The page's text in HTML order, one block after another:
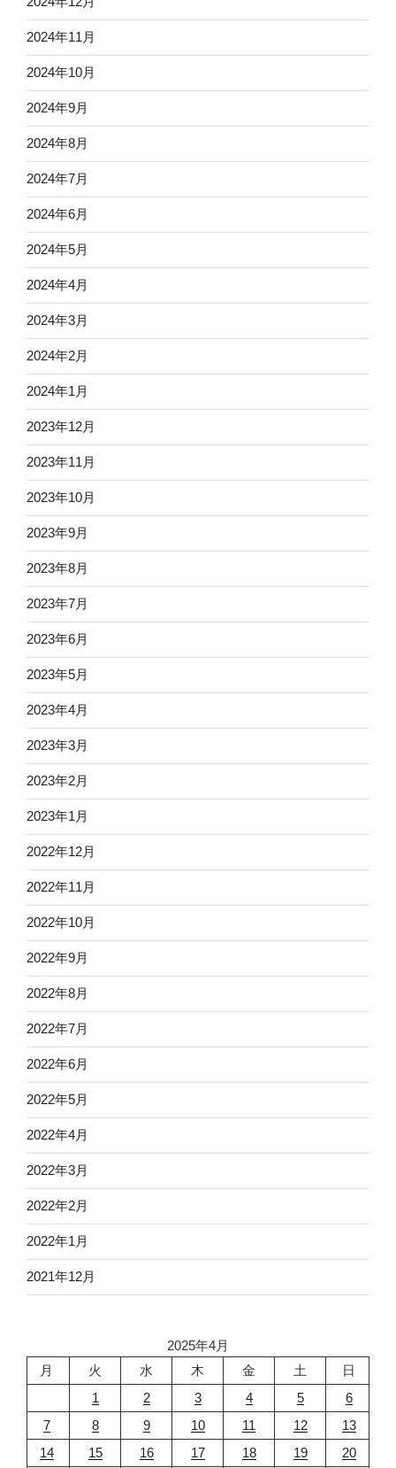
2024年11月
2024年10月
2024年9月
2024年8月
2024年7月
2024年6月
2024年5月
2024年4月
2024年3月
2024年2月
2024年1月
2023年12月
2023年11月
2023年10月
2023年9月
2023年8月
2023年7月
2023年6月
2023年5月
2023年4月
2023年3月
2023年2月
2023年1月
2022年12月
2022年11月
2022年10月
2022年9月
2022年8月
2022年7月
2022年6月
2022年5月
2022年4月
2022年3月
2022年2月
2022年1月
2021年12月
2025年4月
月
火 水 木 金 土
日
1
2 3 4 5
6
7
8 9 10 11 12
13
14
15 16 17 18 19
20